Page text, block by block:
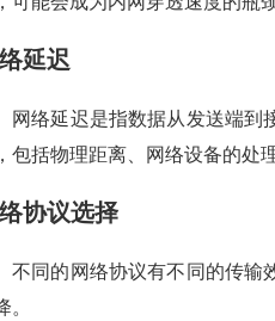
延迟
网络延迟是指数据从发送端到
包括物理距离、网络设备的处
协议选择
不同的网络协议有不同的传输
。